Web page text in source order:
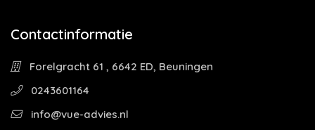
Contactinformatie
Forelgracht 61 , 6642 ED, Beuningen
0243601164
info@vue-advies.nl